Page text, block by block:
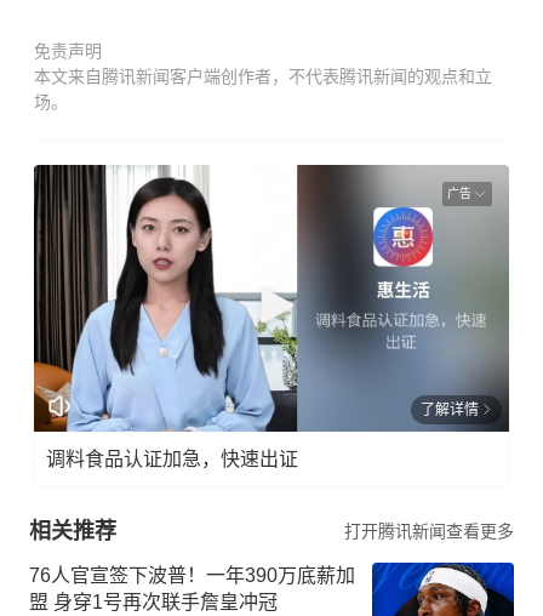
免责声明
本文来自腾讯新闻客户端创作者，不代表腾讯新闻的观点和立
场。
广告
了解详情
调料食品认证加急，快速出证
相关推荐 打开腾讯新闻查看更多
76人官宣签下波普！一年390万底薪加
盟 身穿1号再次联手詹皇冲冠